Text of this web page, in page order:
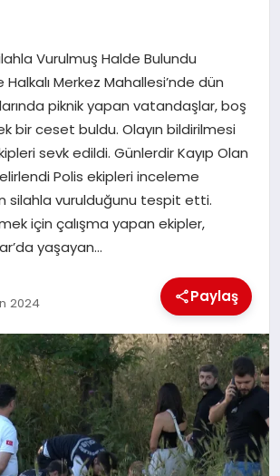
Vurulmuş Halde Bulundu
Merkez Mahallesi’nde dün
piknik yapan vatandaşlar, boş
bir ceset buldu. Olayın bildirilmesi
sevk edildi. Günlerdir Kayıp Olan
Polis ekipleri inceleme
silahla vurulduğunu tespit etti.
için çalışma yapan ekipler,
yaşayan…
2024 Paylaş